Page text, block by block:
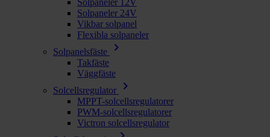
Solpaneler 12V
Solpaneler 24V
Vikbar solpanel
Flexibla solpaneler
Solpanelsfäste
chevron_right
Takfäste
Väggfäste
Solcellsregulator
chevron_right
MPPT-solcellsregulatorer
PWM-solcellsregulatorer
Victron solcellsregulator